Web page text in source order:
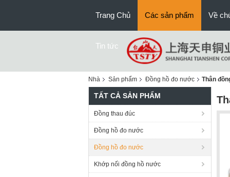
Trang Chủ Các sản phẩm Về
Tin tức
Nhà Sản phẩm Đồng hồ đo nước Thân
TẤT CẢ SẢN PHẨM
Đồng thau đúc
Đồng hồ đo nước
Đồng hồ đo nước
Khớp nối đồng hồ nước